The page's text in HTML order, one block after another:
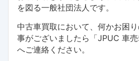
を図る一般社団法人です。
中古車買取において、何かお困
事がございましたら「JPUC 車売
へご連絡ください。